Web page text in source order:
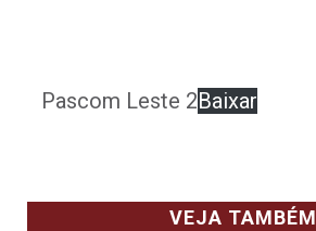
Pascom Leste 2Baixar
VEJA TAMBÉM